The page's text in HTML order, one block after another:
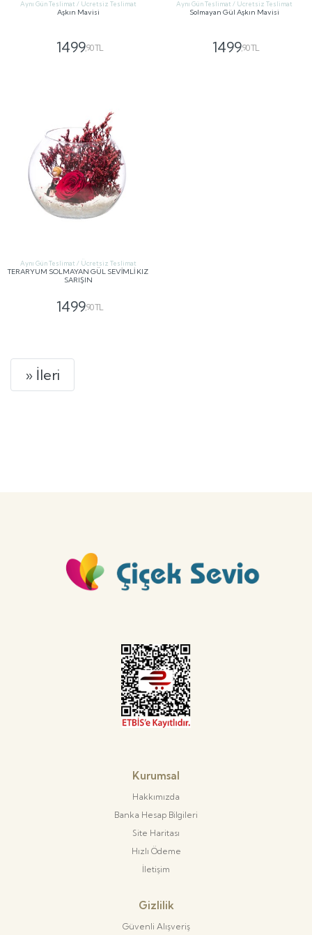
Aynı Gün Teslimat / Ücretsiz Teslimat
Aşkın Mavisi
1499,90 TL
Aynı Gün Teslimat / Ücretsiz Teslimat
Solmayan Gül Aşkın Mavisi
1499,90 TL
Aynı Gün Teslimat / Ücretsiz Teslimat
TERARYUM SOLMAYAN GÜL SEVİMLİ KIZ
SARIŞIN
1499,90 TL
» İleri
Kurumsal
Hakkımızda
Banka Hesap Bilgileri
Site Haritası
Hızlı Ödeme
İletişim
Gizlilik
Güvenli Alışveriş